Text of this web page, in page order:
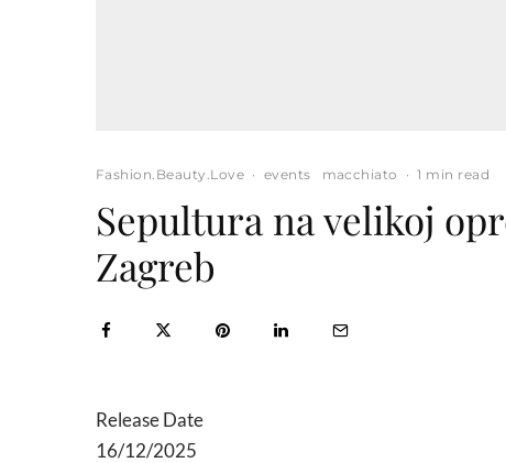
Fashion.Beauty.Love · events macchiato · 1 min read
Sepultura na velikoj
Zagreb
Release Date
16/12/2025